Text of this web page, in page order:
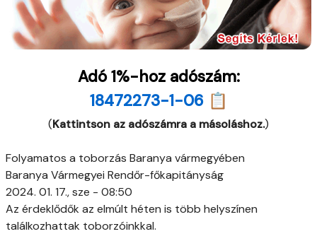
Adó 1%-hoz adószám:
18472273-1-06 📋
(Kattintson az adószámra a másoláshoz.)
Folyamatos a toborzás Baranya vármegyében
Baranya Vármegyei Rendőr-főkapitányság
2024. 01. 17., sze - 08:50
Az érdeklődők az elmúlt héten is több helyszínen
találkozhattak toborzóinkkal.